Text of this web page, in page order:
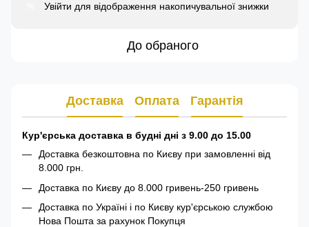
Увійти для відображення накопичувальної знижки
До обраного
Доставка Оплата Гарантія
Кур'єрська доставка в будні дні з 9.00 до 15.00
Доставка безкоштовна по Києву при замовленні від
8.000 грн.
Доставка по Києву до 8.000 гривень-250 гривень
Доставка по Україні і по Києву кур'єрською службою
Нова Пошта за рахунок Покупця